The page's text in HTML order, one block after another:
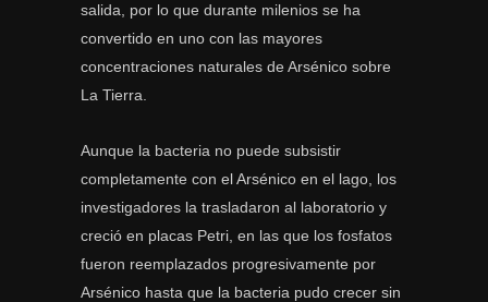
salida, por lo que durante milenios se ha
convertido en uno con las mayores
concentraciones naturales de Arsénico sobre
La Tierra.
Aunque la bacteria no puede subsistir
completamente con el Arsénico en el lago, los
investigadores la trasladaron al laboratorio y
creció en placas Petri, en las que los fosfatos
fueron reemplazados progresivamente por
Arsénico hasta que la bacteria pudo crecer sin